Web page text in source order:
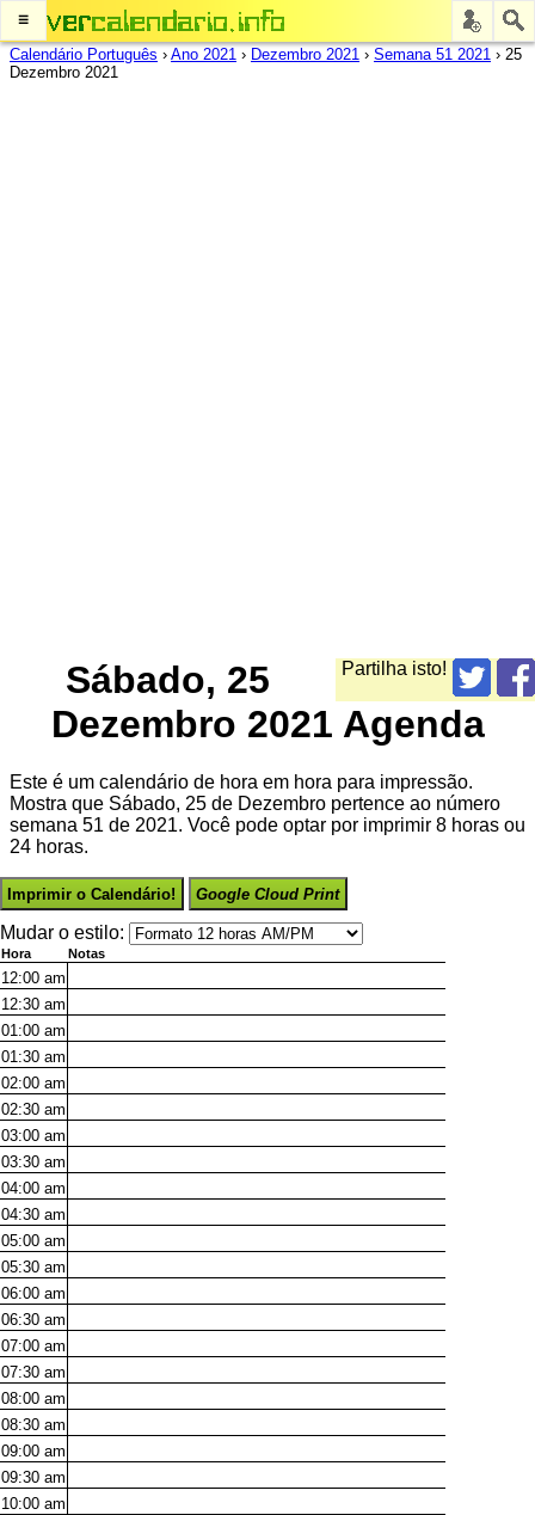
≡
Calendário Português › Ano 2021 › Dezembro 2021 › Semana 51 2021 › 25
Dezembro 2021
Partilha isto!
Sábado, 25
Dezembro 2021 Agenda
Este é um calendário de hora em hora para impressão.
Mostra que Sábado, 25 de Dezembro pertence ao número
semana 51 de 2021. Você pode optar por imprimir 8 horas ou
24 horas.
Imprimir o Calendário! Google Cloud Print
Mudar o estilo:
Hora Notas
12:00 am
12:30 am
01:00 am
01:30 am
02:00 am
02:30 am
03:00 am
03:30 am
04:00 am
04:30 am
05:00 am
05:30 am
06:00 am
06:30 am
07:00 am
07:30 am
08:00 am
08:30 am
09:00 am
09:30 am
10:00 am